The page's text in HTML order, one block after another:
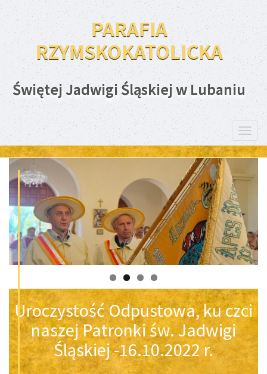
PARAFIA
RZYMSKOKATOLICKA
Świętej Jadwigi Śląskiej w Lubaniu
Uroczystość Odpustowa, ku czci
naszej Patronki św. Jadwigi
Śląskiej -16.10.2022 r.